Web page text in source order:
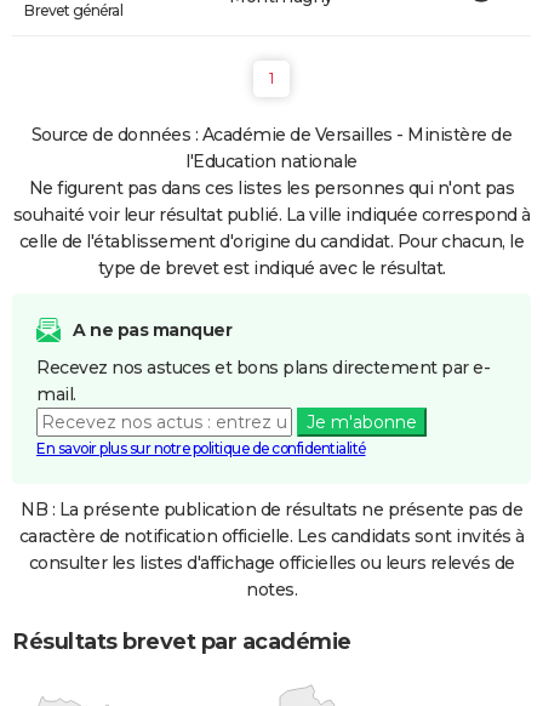
Brevet général
1
Source de données : Académie de Versailles - Ministère de
l'Education nationale
Ne figurent pas dans ces listes les personnes qui n'ont pas
souhaité voir leur résultat publié. La ville indiquée correspond à
celle de l'établissement d'origine du candidat. Pour chacun, le
type de brevet est indiqué avec le résultat.
A ne pas manquer
Recevez nos astuces et bons plans directement par e-
mail.
Je m'abonne
En savoir plus sur notre politique de confidentialité
NB : La présente publication de résultats ne présente pas de
caractère de notification officielle. Les candidats sont invités à
consulter les listes d'affichage officielles ou leurs relevés de
notes.
Résultats brevet par académie